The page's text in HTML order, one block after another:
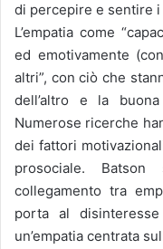
di percepire e sentire
L’empatia come
ed emotivamente
altri”, con ciò che
dell’altro e la
Numerose ricerche
dei fattori
prosociale.
collegamento tra
porta al
un’empatia centrata